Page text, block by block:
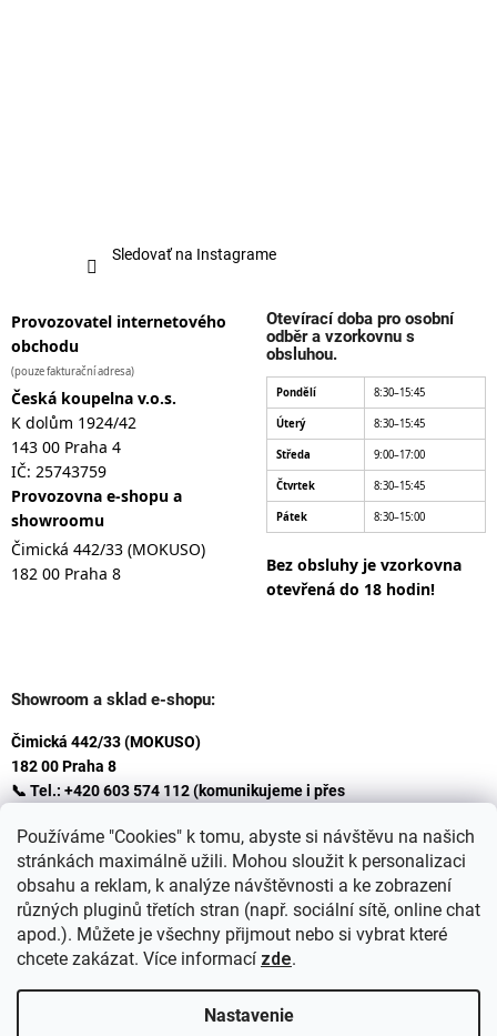
Používáme "Cookies" k tomu, abyste si návštěvu na našich
stránkách maximálně užili. Mohou sloužit k personalizaci
obsahu a reklam, k analýze návštěvnosti a ke zobrazení
různých pluginů třetích stran (např. sociální sítě, online chat
apod.). Můžete je všechny přijmout nebo si vybrat které
chcete zakázat. Více informací zde.
Nastavenie
Sledovať na Instagrame
Provozovatel internetového
obchodu
(pouze fakturační adresa)
Česká koupelna v.o.s.
K dolům 1924/42
143 00 Praha 4
IČ: 25743759
Provozovna e-shopu a
showroomu
Čimická 442/33 (MOKUSO)
182 00 Praha 8
Otevírací doba pro osobní
odběr a vzorkovnu s
obsluhou.
Pondělí 8:30–15:45
Úterý 8:30–15:45
Středa 9:00–17:00
Čtvrtek 8:30–15:45
Pátek 8:30–15:00
Bez obsluhy je vzorkovna
otevřená do 18 hodin!
Showroom a sklad e-shopu:
Čimická 442/33 (MOKUSO)
182 00 Praha 8
📞 Tel.: +420 603 574 112 (komunikujeme i přes
✉️ E-mail: info@ceskakoupelna.cz
Vytvoril Shoptet + plnenieshopu.cz